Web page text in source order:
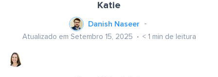
Katie
Danish Naseer
Atualizado em Setembro 15, 2025 < 1 min de leitura